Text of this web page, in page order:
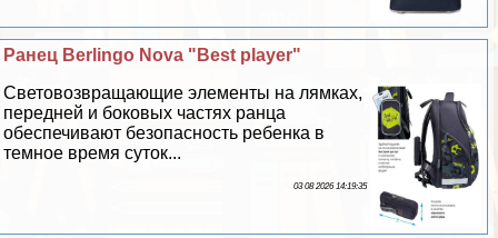
Ранец Berlingo Nova "Best player"
Световозвращающие элементы на лямках,
передней и боковых частях ранца
обеспечивают безопасность ребенка в
темное время суток...
03 08 2026 14:19:35